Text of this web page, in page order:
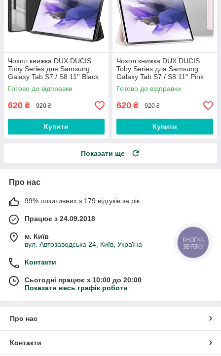
Чохол книжка DUX DUCIS
Toby Series для Samsung
Galaxy Tab S7 / S8 11'' Black
Готово до відправки
620 ₴ 920 ₴
Купити
Чохол книжка DUX DUCIS
Toby Series для Samsung
Galaxy Tab S7 / S8 11'' Pink
Готово до відправки
620 ₴ 920 ₴
Купити
Показати ще
Про нас
99% позитивних з 179 відгуків за рік
Працює з 24.09.2018
м. Київ
вул. Автозаводська 24, Київ, Україна
Контакти
Сьогодні працює з 10:00 до 20:00
Показати весь графік роботи
Про нас
Контакти
КНОПКА
ЗВ'ЯЗКУ